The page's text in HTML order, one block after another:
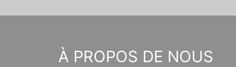
À PROPOS DE NOUS